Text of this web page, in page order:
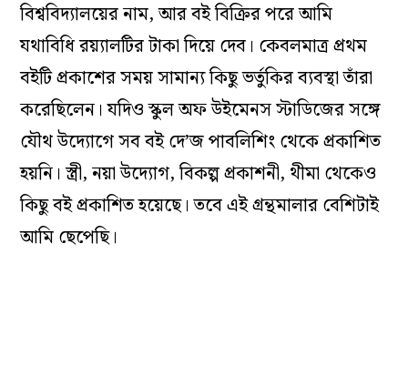
বিশ্ববিদ্যালয়ের নাম, আর বই বিক্রির পরে আমি
যথাবিধি রয়্যালটির টাকা দিয়ে দেব। কেবলমাত্র প্রথম
বইটি প্রকাশের সময় সামান্য কিছু ভর্তুকির ব্যবস্থা তাঁরা
করেছিলেন। যদিও স্কুল অফ উইমেনস স্টাডিজের সঙ্গে
যৌথ উদ্যোগে সব বই দে’জ পাবলিশিং থেকে প্রকাশিত
হয়নি। স্ত্রী, নয়া উদ্যোগ, বিকল্প প্রকাশনী, থীমা থেকেও
কিছু বই প্রকাশিত হয়েছে। তবে এই গ্রন্থমালার বেশিটাই
আমি ছেপেছি।